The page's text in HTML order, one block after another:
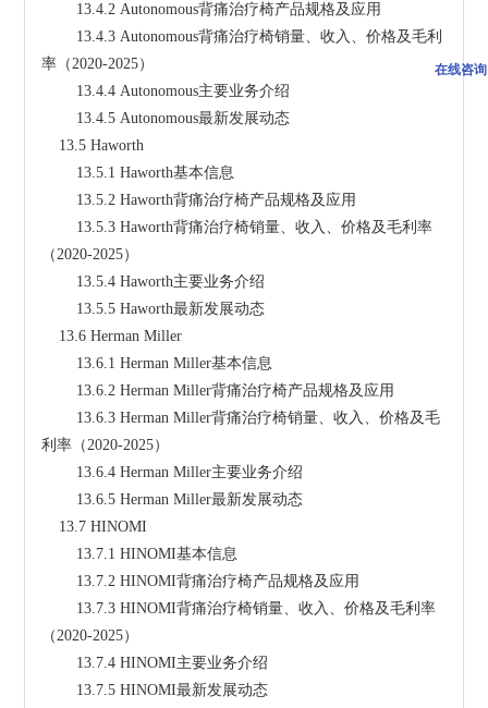
在线咨询
        13.4.2 Autonomous背痛治疗椅产品规格及应用
率（2020-2025）
        13.4.4 Autonomous主要业务介绍
        13.4.5 Autonomous最新发展动态
    13.5 Haworth
        13.5.1 Haworth基本信息
        13.5.2 Haworth背痛治疗椅产品规格及应用
（2020-2025）
        13.5.4 Haworth主要业务介绍
        13.5.5 Haworth最新发展动态
    13.6 Herman Miller
        13.6.1 Herman Miller基本信息
        13.6.2 Herman Miller背痛治疗椅产品规格及应用
利率（2020-2025）
        13.6.4 Herman Miller主要业务介绍
        13.6.5 Herman Miller最新发展动态
    13.7 HINOMI
        13.7.1 HINOMI基本信息
        13.7.2 HINOMI背痛治疗椅产品规格及应用
（2020-2025）
        13.7.4 HINOMI主要业务介绍
        13.7.5 HINOMI最新发展动态